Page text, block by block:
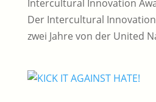
Intercultural Innovation
Der Intercultural
zwei Jahre von der United